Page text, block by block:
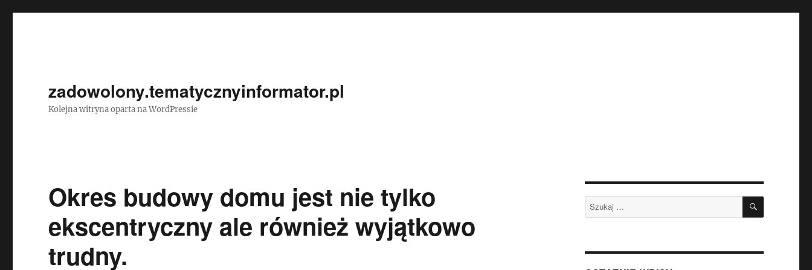
zadowolony.tematycznyinformator.pl
Kolejna witryna oparta na WordPressie
Okres budowy domu jest nie tylko
ekscentryczny ale również wyjątkowo
trudny.
Szukaj: SZUKAJ